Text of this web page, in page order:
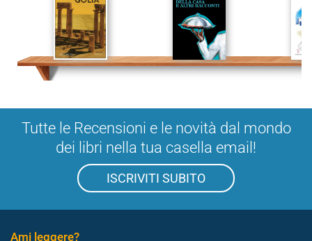
Tutte le Recensioni e le novità dal mondo
dei libri nella tua casella email!
ISCRIVITI SUBITO
Ami leggere?